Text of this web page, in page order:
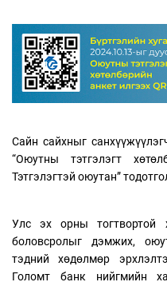
Сайн сайхныг
“Оюутны тэтгэлэгт
Тэтгэлэгтэй оюутан”
Улс эх орны тогтвортой
боловсролыг дэмжих,
тэдний хөдөлмөр
Голомт банк нийгмийн